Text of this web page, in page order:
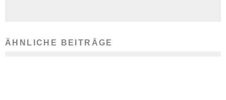
ÄHNLICHE BEITRÄGE